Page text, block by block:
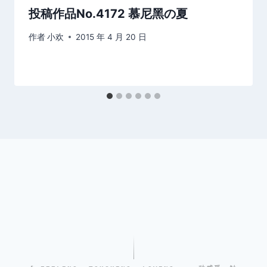
投稿作品No.4172 慕尼黑の夏
作者小欢 2015 年 4 月 20 日